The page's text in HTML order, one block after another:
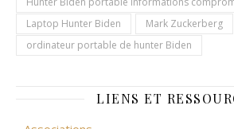
Laptop Hunter Biden
Mark Zuckerberg
ordinateur portable de hunter Biden
LIENS ET